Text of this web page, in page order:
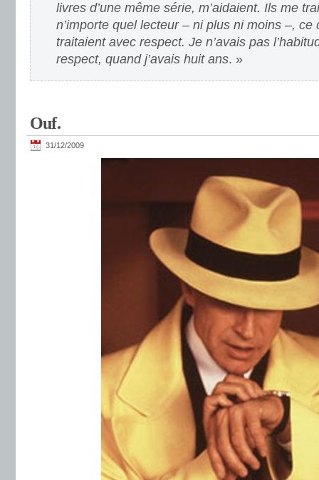
livres d’une même série, m’aidaient. Ils me
n’importe quel lecteur – ni plus ni moins –, ce
traitaient avec respect. Je n’avais pas
respect, quand j’avais huit ans. »
Ouf.
31/12/2009